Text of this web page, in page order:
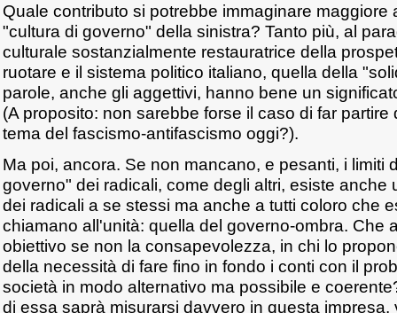
Quale contributo si potrebbe immaginare maggiore
"cultura di governo" della sinistra? Tanto più, al
culturale sostanzialmente restauratrice della
ruotare e il sistema politico italiano, quella della
parole, anche gli aggettivi, hanno bene un
(A proposito: non sarebbe forse il caso di far partire
tema del fascismo-antifascismo oggi?).
Ma poi, ancora. Se non mancano, e pesanti, i limiti
governo" dei radicali, come degli altri, esiste anche
dei radicali a se stessi ma anche a tutti coloro che
chiamano all'unità: quella del governo-ombra. Che
obiettivo se non la consapevolezza, in chi lo
della necessità di fare fino in fondo i conti con il
società in modo alternativo ma possibile e
di essa saprà misurarsi davvero in questa impresa,